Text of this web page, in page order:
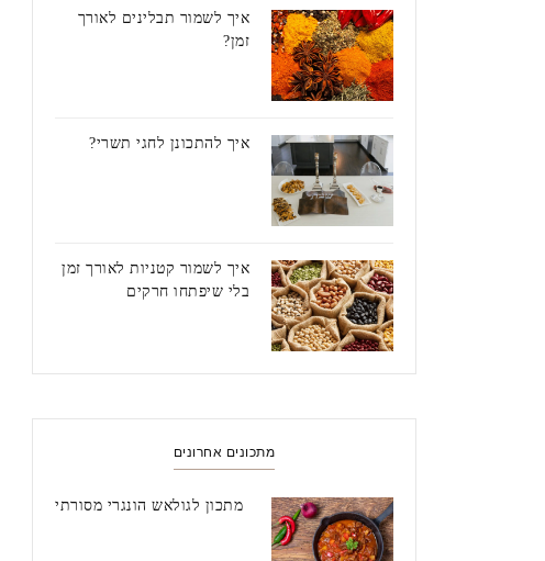
איך לשמור תבלינים לאורך
זמן?
איך להתכונן לחגי תשרי?
איך לשמור קטניות לאורך זמן
בלי שיפתחו חרקים
מתכונים אחרונים
מתכון לגולאש הונגרי מסורתי